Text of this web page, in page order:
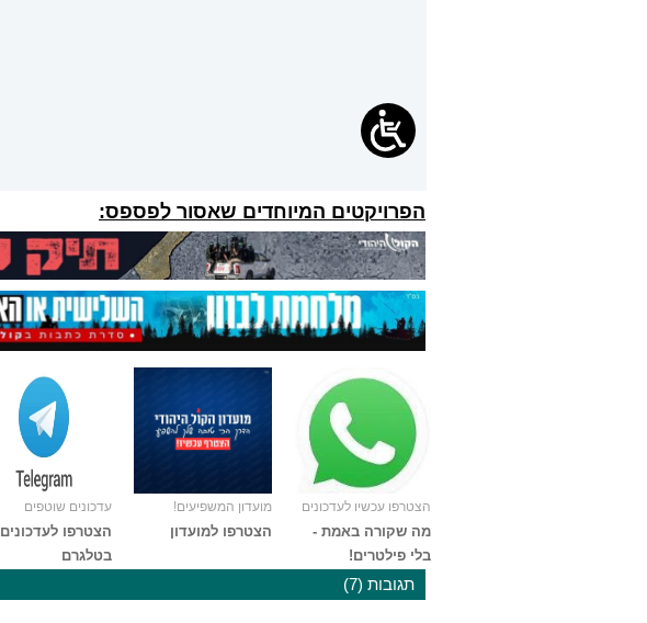
הפרויקטים המיוחדים שאסור לפספס:
עדכונים שוטפים
הצטרפו לעדכונים
בטלגרם
מועדון המשפיעים!
הצטרפו למועדון
הצטרפו עכשיו לעדכונים
מה שקורה באמת -
בלי פילטרים!
תגובות (7)